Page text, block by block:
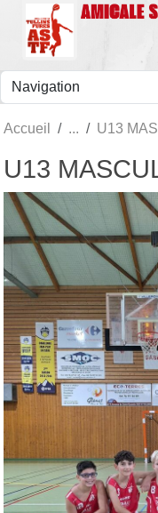
Accueil U13
U13
Panneau de gestion des